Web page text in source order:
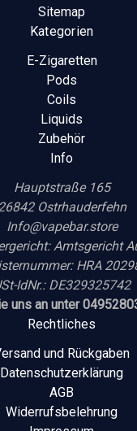
Sitemap
Kategorien
E-Zigaretten
Pods
Coils
Liquids
Zubehör
Info
Hauptstraße 165
Ostrhauderfehn
Info@vapebar.store
Amtsgericht
HRA
IdNr.: DE329325742
uns an unter
Rechtliches
und Rückgaben
Datenschutzerklärung
AGB
Widerrufsbelehrung